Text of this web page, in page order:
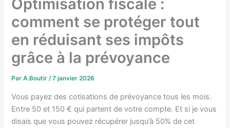
Optimisation fiscale :
comment se protéger tout
en réduisant ses impôts
grâce à la prévoyance
ParA.Boutir/7 janvier 2026
Vous payez des cotisations de prévoyance tous les mois.
Entre 50 et 150 € qui partent de votre compte. Et si je vous
disais que vous pouvez récupérer jusqu’à 50% de cet